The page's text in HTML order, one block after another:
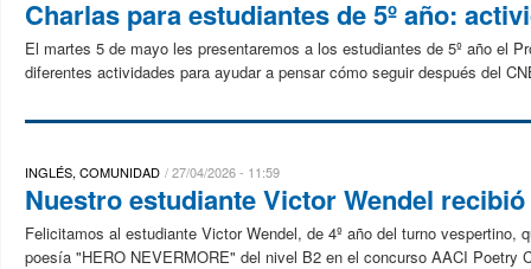
Charlas para estudiantes de 5º año:
El martes 5 de mayo les presentaremos a los estudiantes de 5º año el
diferentes actividades para ayudar a pensar cómo seguir después del
INGLÉS, COMUNIDAD 27/04/2026 - 11:59
Nuestro estudiante Victor Wendel
Felicitamos al estudiante Victor Wendel, de 4º año del turno
poesía "HERO NEVERMORE" del nivel B2 en el concurso AACI Poetry